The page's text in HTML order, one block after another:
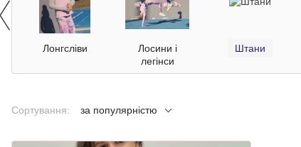
Лонгсліви
Лосини і
легінси
Штани
Сортування: за популярністю